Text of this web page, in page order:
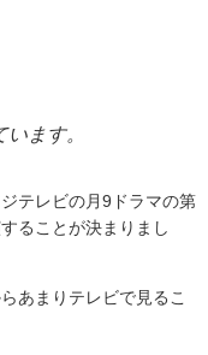
ます。
テレビの月 9 ドラマの第
ることが決まりまし
あまりテレビで見るこ